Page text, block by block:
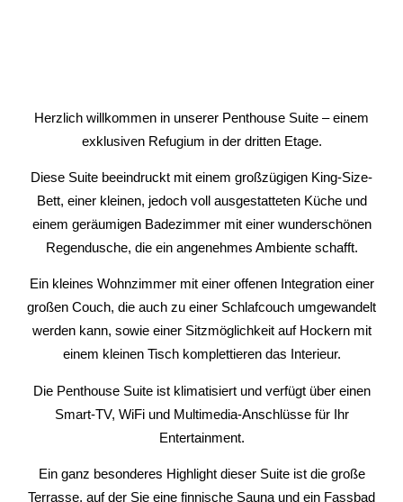
Herzlich willkommen in unserer Penthouse Suite – einem
exklusiven Refugium in der dritten Etage.
Diese Suite beeindruckt mit einem großzügigen King-Size-
Bett, einer kleinen, jedoch voll ausgestatteten Küche und
einem geräumigen Badezimmer mit einer wunderschönen
Regendusche, die ein angenehmes Ambiente schafft.
Ein kleines Wohnzimmer mit einer offenen Integration einer
großen Couch, die auch zu einer Schlafcouch umgewandelt
werden kann, sowie einer Sitzmöglichkeit auf Hockern mit
einem kleinen Tisch komplettieren das Interieur.
Die Penthouse Suite ist klimatisiert und verfügt über einen
Smart-TV, WiFi und Multimedia-Anschlüsse für Ihr
Entertainment.
Ein ganz besonderes Highlight dieser Suite ist die große
Terrasse, auf der Sie eine finnische Sauna und ein Fassbad